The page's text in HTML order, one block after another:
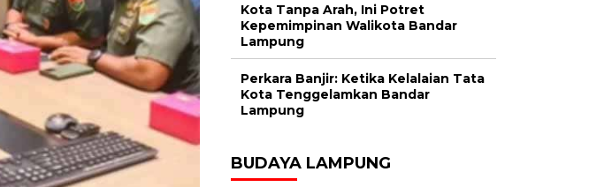
Kota Tanpa Arah, Ini Potret
Kepemimpinan Walikota Bandar
Lampung
Perkara Banjir: Ketika Kelalaian Tata
Kota Tenggelamkan Bandar
Lampung
BUDAYA LAMPUNG